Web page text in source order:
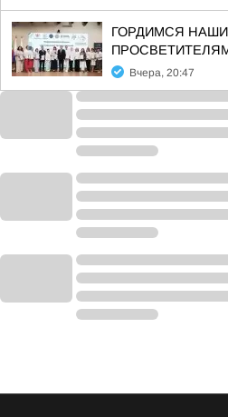
ГОРДИМСЯ
Вчера, 20:47